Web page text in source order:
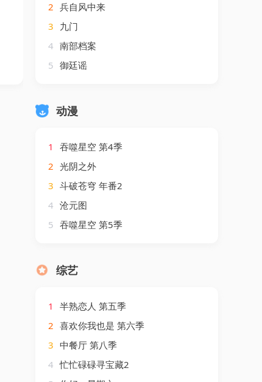
2 兵自风中来
3 九门
4 南部档案
5 御廷谣
动漫
1
吞噬星空 第4季
2 光阴之外
3 斗破苍穹 年番2
4 沧元图
5 吞噬星空 第5季
综艺
1
半熟恋人 第五季
2 喜欢你我也是 第六季
3 中餐厅 第八季
4 忙忙碌碌寻宝藏2